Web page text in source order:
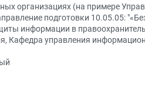
организациях (на примере
подготовки 10.05.05:
информации в
Кафедра управления